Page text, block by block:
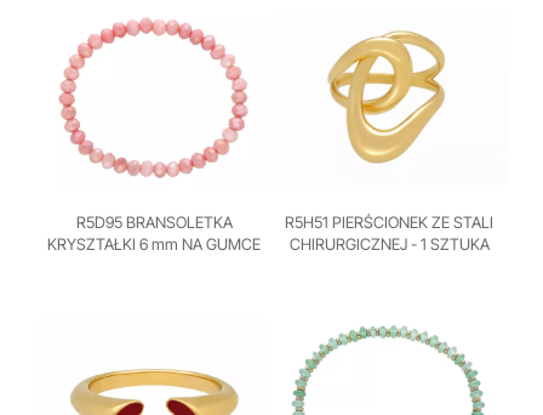
R5D95 BRANSOLETKA
KRYSZTAŁKI 6 mm NA GUMCE
R5H51 PIERŚCIONEK ZE STALI
CHIRURGICZNEJ - 1 SZTUKA